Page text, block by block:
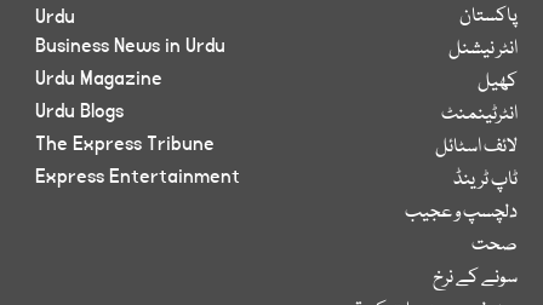
پاکستان
انٹر نیشنل
کھیل
انٹرٹینمنٹ
لائف اسٹائل
ٹاپ ٹرینڈ
دلچسپ و عجیب
صحت
سونے کے نرخ
Urdu
Business News in Urdu
Urdu Magazine
Urdu Blogs
The Express Tribune
Express Entertainment